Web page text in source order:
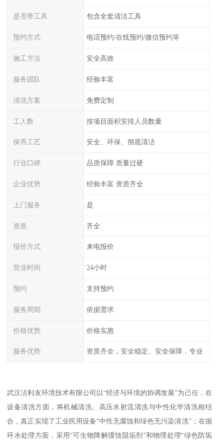
是否带工具 包含全套清洁工具
预约方式 电话预约/在线预约/微信预约等
施工方法 安全高效
服务团队 经验丰富
清洗方案 免费定制
工人数 按项目面积安排人员数量
保养工艺 安全、环保、彻底清洁
行业口碑 品质保障 质量过硬
企业优势 经验丰富 资质齐全
上门服务 是
资质 齐全
报价方式 来电报价
营业时间 24小时
预约 支持预约
服务周期 依据需求
价格优势 价格实惠
服务优势 资质齐全，安全稳定、安全保障，专业
武汉洁利友环境技术有限公司以“经济与环境的协调发展”为己任，在
设备清洗方面，将机械清洗、高压水射流清洗与中性化学清洗相结
合，真正实现了工业民用设备“中性无腐蚀和绿色无污染清洗”；在循
环水处理方面，采用“可生物降解缓蚀阻垢剂”和物理处理“绿色防垢